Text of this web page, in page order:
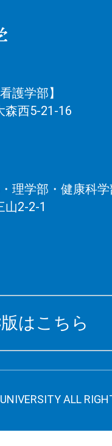
護学部】
森西5-21-16
理学部・健康科
山2-2-1
はこちら
ALL